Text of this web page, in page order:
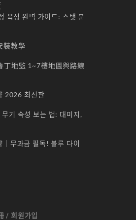
육성 완벽 가이드: 스탯 분
裝教學
丁地監 1~7樓地圖與路線
2026 최신판
무기 속성 보는 법: 대미지,
｜무과금 필독! 블루 다이
/ 회원가입